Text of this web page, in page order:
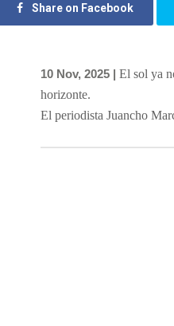
Share on Facebook
10 Nov, 2025 | El sol ya
horizonte.
El periodista Juancho